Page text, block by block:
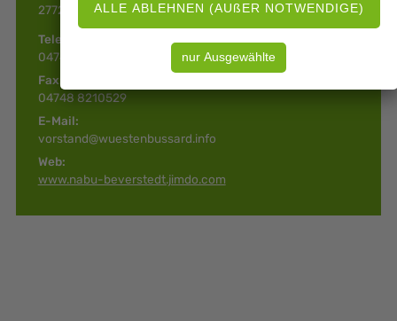
27729 Holste (Oldendorf)
Telefon:
04748 9319500
Fax:
04748 8210529
E-Mail:
vorstand@wuestenbussard.info
Web:
www.nabu-beverstedt.jimdo.com